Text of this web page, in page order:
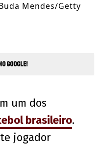
Mendes/Getty
Google!
um dos
brasileiro.
jogador